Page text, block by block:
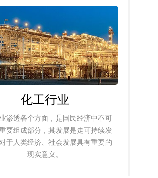
化工行业
渗透各个方面，是国民经济中不可
要组成部分，其发展是走可持续发
于人类经济、社会发展具有重要的
现实意义。